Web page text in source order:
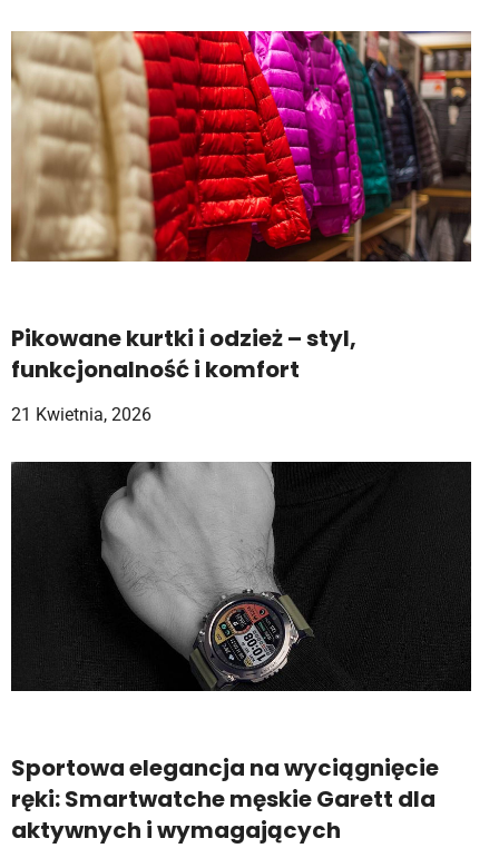
Pikowane kurtki i odzież – styl,
funkcjonalność i komfort
21 Kwietnia, 2026
Sportowa elegancja na wyciągnięcie
ręki: Smartwatche męskie Garett dla
aktywnych i wymagających